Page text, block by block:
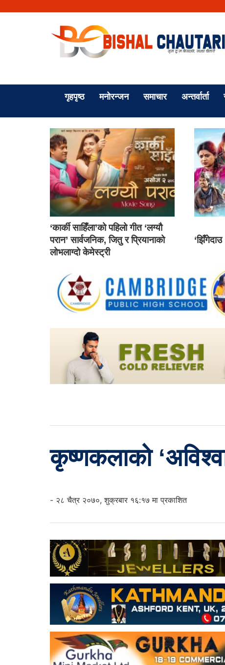
गृहपृष्ठ मनोरन्जन समाचार अन्तर्वार्ता
‘कार्की साहिँला’को पहिलो गीत ‘लग्यौ
परान’ सार्वजनिक, जितु र प्रियानाको
लोभलाग्दो केमेस्ट्री
कृष्णकलाको
- २८ चैत्र २०७०, शुक्रबार १६:१७ मा प्रकाशित